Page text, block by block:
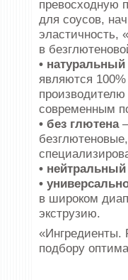
превосходную
для соусов,
эластичность,
в
•
являются
производителю
современным
• без глютена–
•
•
в широком
экструзию.
«Ингредиенты.
подбору